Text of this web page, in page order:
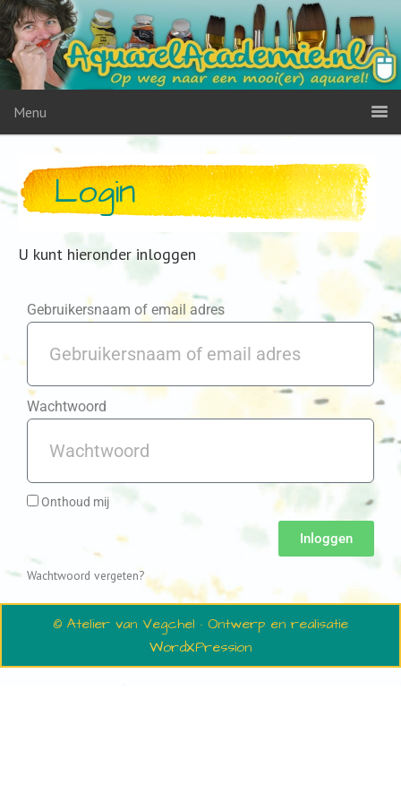
Menu
Login
U kunt hieronder inloggen
Gebruikersnaam of email adres
Wachtwoord
Onthoud mij
Inloggen
Wachtwoord vergeten?
© Atelier van Vegchel · Ontwerp en realisatie
WordXPression